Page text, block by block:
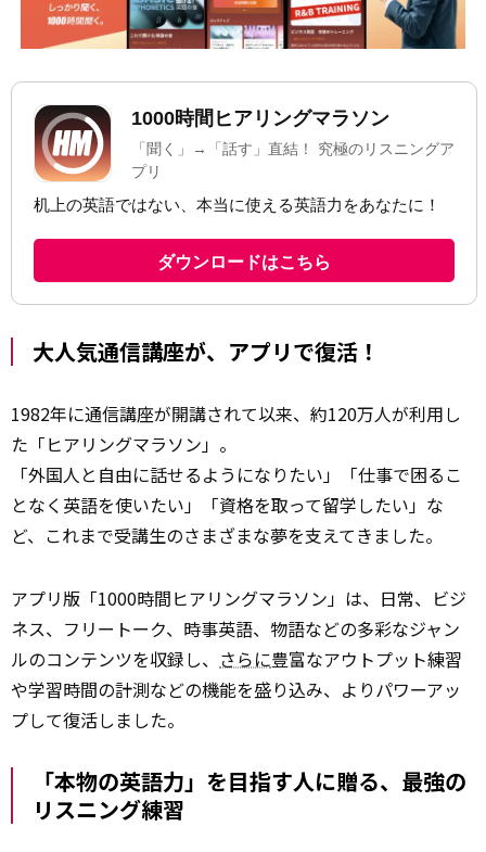
大人気通信講座が、アプリで復活！
1982年に通信講座が開講されて以来、約120万人が利用し
た「ヒアリングマラソン」。
「外国人と自由に話せるようになりたい」「仕事で困るこ
となく英語を使いたい」「資格を取って留学したい」な
ど、これまで受講生のさまざまな夢を支えてきました。
アプリ版「1000時間ヒアリングマラソン」は、日常、ビジ
ネス、フリートーク、時事英語、物語などの多彩なジャン
ルのコンテンツを収録し、 さらに豊富なアウトプット練習
や学習時間の計測などの機能を盛り込み、よりパワーアッ
プして復活しました。
「本物の英語力」を目指す人に贈る、最強の
リスニング練習